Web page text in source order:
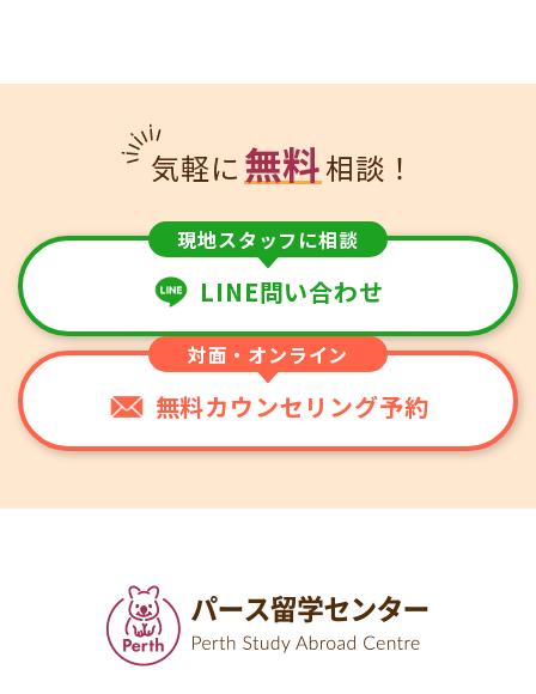
気軽に 無料相談！
現地スタッフに相談
LINE問い合わせ
対面・オンライン
無料カウンセリング予約